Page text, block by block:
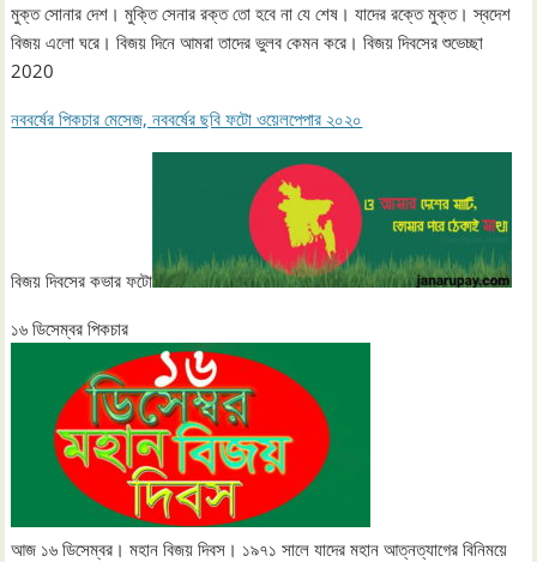
মুক্ত সোনার দেশ। মুক্তি সেনার রক্ত তো হবে না যে শেষ। যাদের রক্তে মুক্ত। স্বদেশ
বিজয় এলো ঘরে। বিজয় দিনে আমরা তাদের ভুলব কেমন করে। বিজয় দিবসের শুভেচ্ছা
2020
নববর্ষের পিকচার মেসেজ, নববর্ষের ছবি ফটো ওয়েলপেপার ২০২০
বিজয় দিবসের কভার ফটো
১৬ ডিসেম্বর পিকচার
আজ ১৬ ডিসেম্বর। মহান বিজয় দিবস। ১৯৭১ সালে যাদের মহান আত্নত্যাগের বিনিময়ে